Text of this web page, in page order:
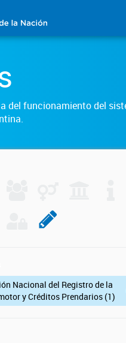
del funcionamiento del
Nacional del Registro de la
y Créditos Prendarios (1)